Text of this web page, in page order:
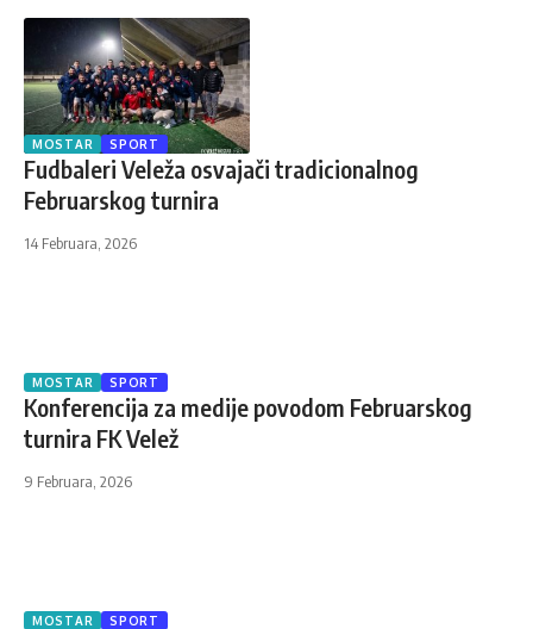
MOSTAR SPORT
Fudbaleri Veleža osvajači tradicionalnog
Februarskog turnira
14 Februara, 2026
MOSTAR SPORT
Konferencija za medije povodom Februarskog
turnira FK Velež
9 Februara, 2026
MOSTAR SPORT